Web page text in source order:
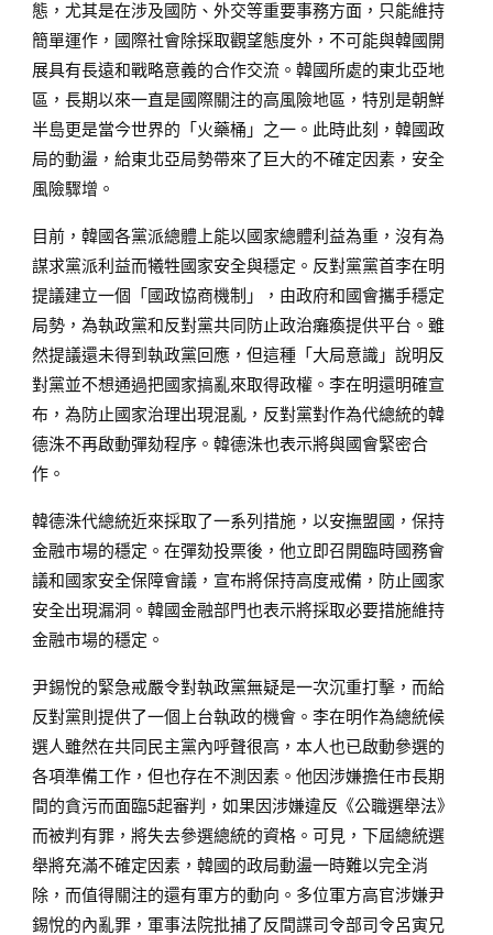
態，尤其是在涉及國防、外交等重要事務方面，只能維持
簡單運作，國際社會除採取觀望態度外，不可能與韓國開
展具有長遠和戰略意義的合作交流。韓國所處的東北亞地
區，長期以來一直是國際關注的高風險地區，特別是朝鮮
半島更是當今世界的「火藥桶」之一。此時此刻，韓國政
局的動盪，給東北亞局勢帶來了巨大的不確定因素，安全
風險驟增。
目前，韓國各黨派總體上能以國家總體利益為重，沒有為
謀求黨派利益而犧牲國家安全與穩定。反對黨黨首李在明
提議建立一個「國政協商機制」，由政府和國會攜手穩定
局勢，為執政黨和反對黨共同防止政治癱瘓提供平台。雖
然提議還未得到執政黨回應，但這種「大局意識」說明反
對黨並不想通過把國家搞亂來取得政權。李在明還明確宣
布，為防止國家治理出現混亂，反對黨對作為代總統的韓
德洙不再啟動彈劾程序。韓德洙也表示將與國會緊密合
作。
韓德洙代總統近來採取了一系列措施，以安撫盟國，保持
金融市場的穩定。在彈劾投票後，他立即召開臨時國務會
議和國家安全保障會議，宣布將保持高度戒備，防止國家
安全出現漏洞。韓國金融部門也表示將採取必要措施維持
金融市場的穩定。
尹錫悅的緊急戒嚴令對執政黨無疑是一次沉重打擊，而給
反對黨則提供了一個上台執政的機會。李在明作為總統候
選人雖然在共同民主黨內呼聲很高，本人也已啟動參選的
各項準備工作，但也存在不測因素。他因涉嫌擔任市長期
間的貪污而面臨5起審判，如果因涉嫌違反《公職選舉法》
而被判有罪，將失去參選總統的資格。可見，下屆總統選
舉將充滿不確定因素，韓國的政局動盪一時難以完全消
除，而值得關注的還有軍方的動向。多位軍方高官涉嫌尹
錫悅的內亂罪，軍事法院批捕了反間諜司令部司令呂寅兄